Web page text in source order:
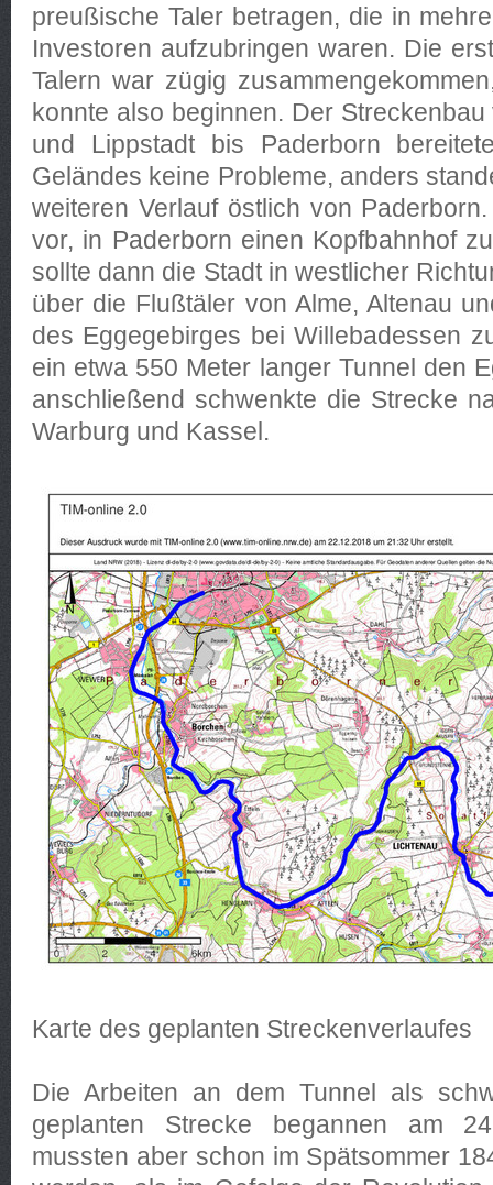
preußische Taler betragen, die in
Investoren aufzubringen waren. Die
Talern war zügig
konnte also beginnen. Der
und Lippstadt bis Paderborn
Geländes keine Probleme, anders
weiteren Verlauf östlich von
vor, in Paderborn einen Kopfbahnhof
sollte dann die Stadt in westlicher
über die Flußtäler von Alme, Altenau
des Eggegebirges bei Willebadessen
ein etwa 550 Meter langer Tunnel den
anschließend schwenkte die Strecke
Warburg und Kassel.
Karte des geplanten Streckenverlaufes
Die Arbeiten an dem Tunnel als
geplanten Strecke begannen am
mussten aber schon im Spätsommer